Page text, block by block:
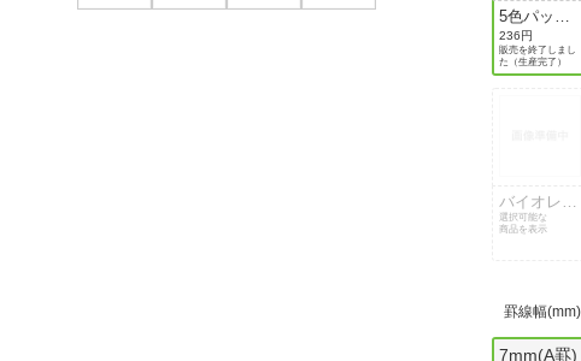
5色パック
(チェック
柄)
236円
販売を終了しまし
た（生産完了）
バイオレッ
ト
選択可能な
商品を表示
罫線幅(mm)
7mm(A罫)